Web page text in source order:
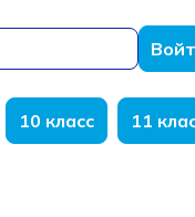
10 класс 11